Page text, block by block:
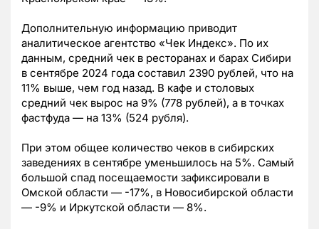
Дополнительную информацию приводит
аналитическое агентство «Чек Индекс». По их
данным, средний чек в ресторанах и барах Сибири
в сентябре 2024 года составил 2390 рублей, что на
11% выше, чем год назад. В кафе и столовых
средний чек вырос на 9% (778 рублей), а в точках
фастфуда — на 13% (524 рубля).
При этом общее количество чеков в сибирских
заведениях в сентябре уменьшилось на 5%. Самый
большой спад посещаемости зафиксировали в
Омской области — -17%, в Новосибирской области
— -9% и Иркутской области — 8%.